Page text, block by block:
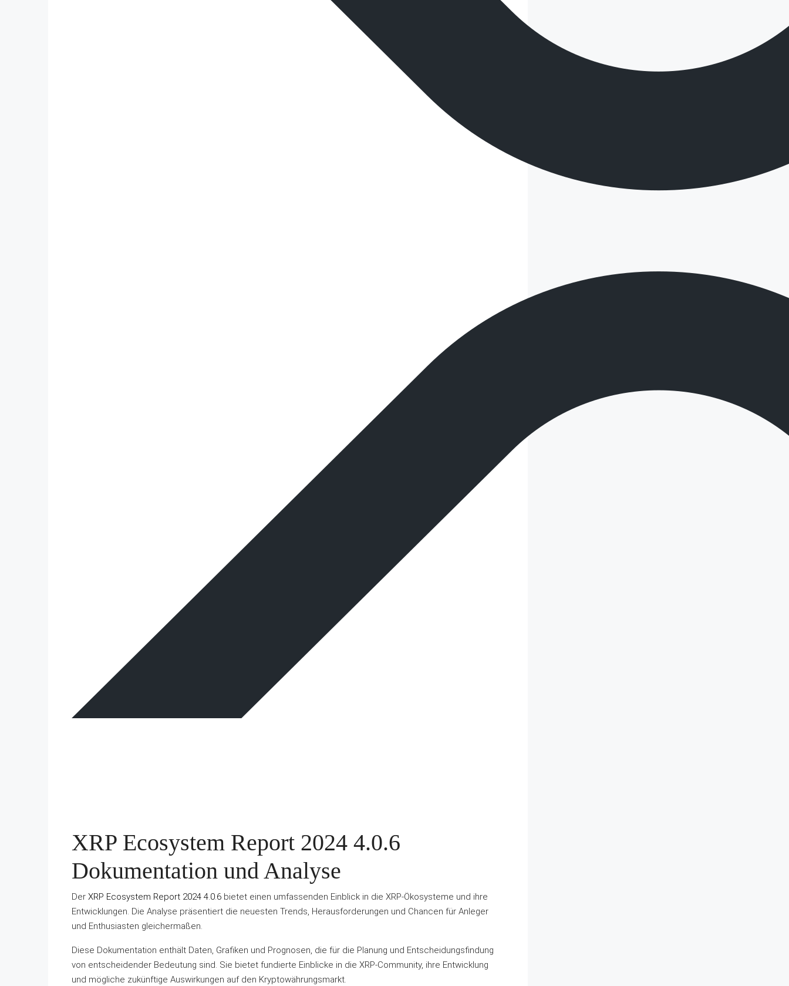
XRP Ecosystem Report 2024 4.0.6
Dokumentation und Analyse
Der XRP Ecosystem Report 2024 4.0.6 bietet einen umfassenden Einblick in die XRP-Ökosysteme und ihre
Entwicklungen. Die Analyse präsentiert die neuesten Trends, Herausforderungen und Chancen für Anleger
und Enthusiasten gleichermaßen.
Diese Dokumentation enthält Daten, Grafiken und Prognosen, die für die Planung und Entscheidungsfindung
von entscheidender Bedeutung sind. Sie bietet fundierte Einblicke in die XRP-Community, ihre Entwicklung
und mögliche zukünftige Auswirkungen auf den Kryptowährungsmarkt.